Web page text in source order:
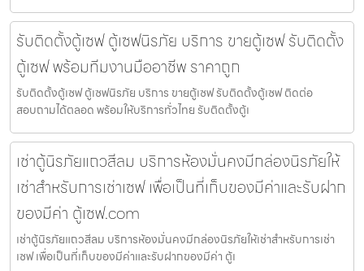
รับติดตั้งตู้เซฟ ตู้เซฟนิรภัย บริการ ขายตู้เซฟ รับติดตั้ง
ตู้เซฟ พร้อมทีมงานมืออาชีพ ราคาถูก
รับติดตั้งตู้เซฟ ตู้เซฟนิรภัย บริการ ขายตู้เซฟ รับติดตั้งตู้เซฟ ติดต่อ
สอบถามได้ตลอด พร้อมให้บริการทั่วไทย รับติดตั้งตู้เ
เช่าตู้นิรภัยแถวสีลม บริการห้องมั่นคงมีกล่องนิรภัยให้
เช่าสำหรับการเช่าเซฟ เพื่อเป็นที่เก็บของมีค่าและรับฝาก
ของมีค่า ตู้เซฟ.com
เช่าตู้นิรภัยแถวสีลม บริการห้องมั่นคงมีกล่องนิรภัยให้เช่าสำหรับการเช่า
เซฟ เพื่อเป็นที่เก็บของมีค่าและรับฝากของมีค่า ตู้เ